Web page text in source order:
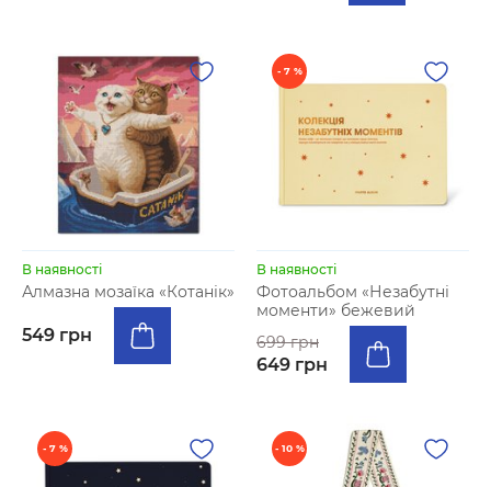
В наявності
Алмазна мозаїка «Котанік»
549 грн
- 7 %
В наявності
Фотоальбом «Незабутні
моменти» бежевий
699 грн
649 грн
- 7 % - 10 %